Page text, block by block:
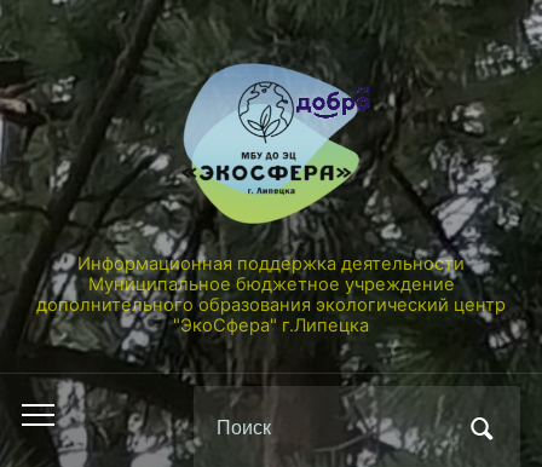
Информационная поддержка деятельности
Муниципальное бюджетное учреждение
дополнительного образования экологический центр
"ЭкоСфера" г.Липецка
Переключить
мобильное
Поиск
по: